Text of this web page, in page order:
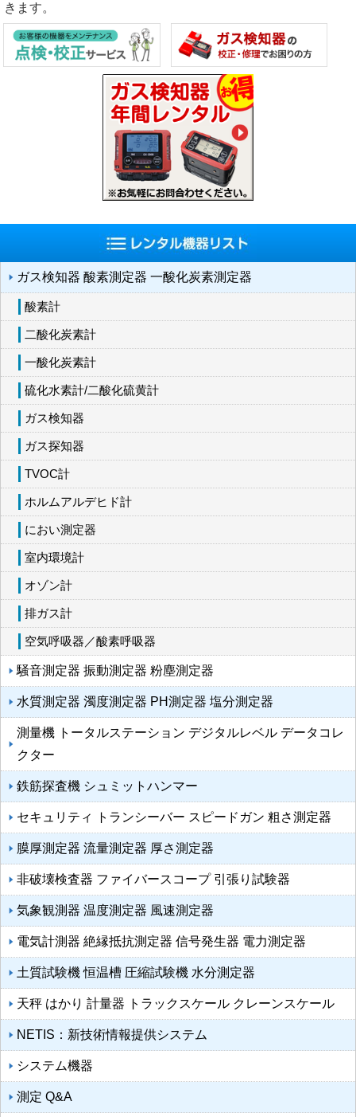
きます。
ガス検知器 酸素測定器 一酸化炭素測定器
酸素計
二酸化炭素計
一酸化炭素計
硫化水素計/二酸化硫黄計
ガス検知器
ガス探知器
TVOC計
ホルムアルデヒド計
におい測定器
室内環境計
オゾン計
排ガス計
空気呼吸器／酸素呼吸器
騒音測定器 振動測定器 粉塵測定器
水質測定器 濁度測定器 PH測定器 塩分測定器
測量機 トータルステーション デジタルレベル データコレ
クター
鉄筋探査機 シュミットハンマー
セキュリティ トランシーバー スピードガン 粗さ測定器
膜厚測定器 流量測定器 厚さ測定器
非破壊検査器 ファイバースコープ 引張り試験器
気象観測器 温度測定器 風速測定器
電気計測器 絶縁抵抗測定器 信号発生器 電力測定器
土質試験機 恒温槽 圧縮試験機 水分測定器
天秤 はかり 計量器 トラックスケール クレーンスケール
NETIS：新技術情報提供システム
システム機器
測定 Q&A